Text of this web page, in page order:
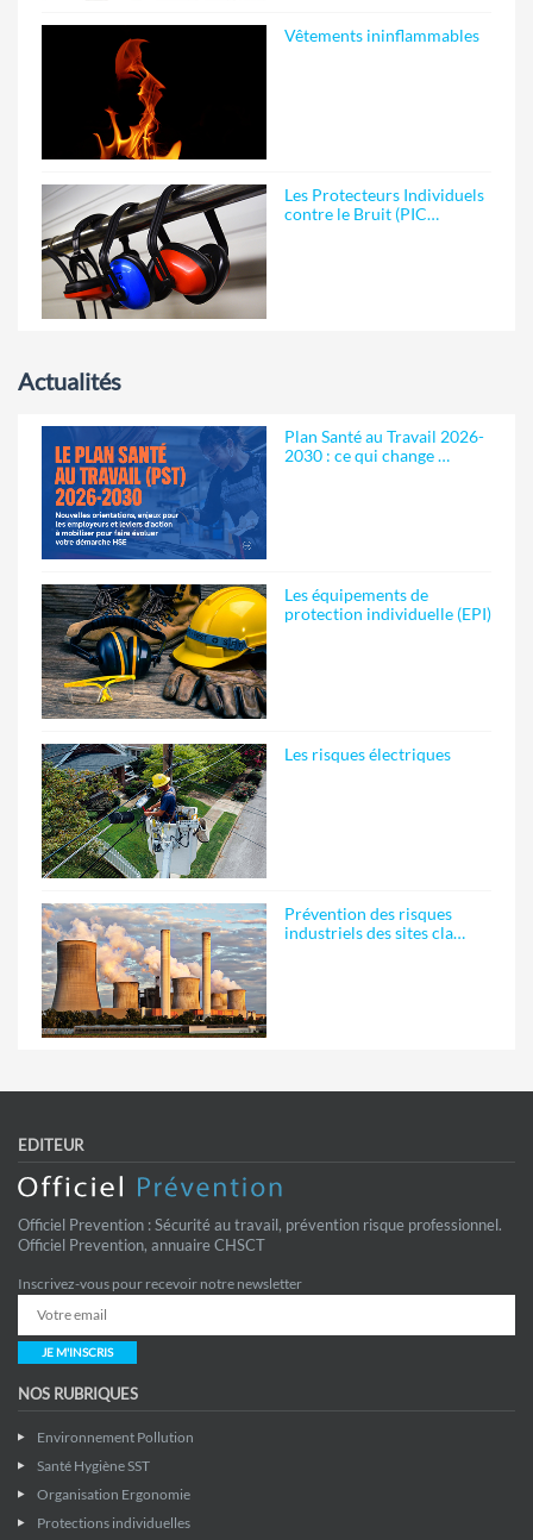
Vêtements ininflammables
Les Protecteurs Individuels
contre le Bruit (PIC…
Actualités
Plan Santé au Travail 2026-
2030 : ce qui change …
Les équipements de
protection individuelle (EPI)
Les risques électriques
Prévention des risques
industriels des sites cla…
EDITEUR
Officiel Prevention : Sécurité au travail, prévention risque professionnel.
Officiel Prevention, annuaire CHSCT
Inscrivez-vous pour recevoir notre newsletter
JE M'INSCRIS
NOS RUBRIQUES
Environnement Pollution
Santé Hygiène SST
Organisation Ergonomie
Protections individuelles